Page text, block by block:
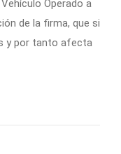
Operado a
de la firma, que si
y por tanto afecta